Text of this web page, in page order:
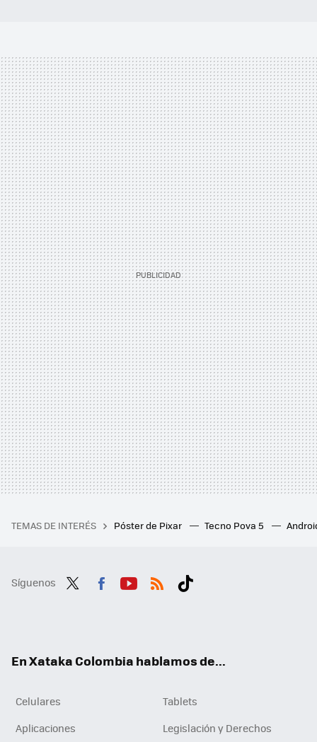
TEMAS DE INTERÉS Póster de Pixar Tecno Pova 5
Síguenos
En Xataka Colombia hablamos de...
Celulares
Tablets
Aplicaciones
Legislación y Derechos